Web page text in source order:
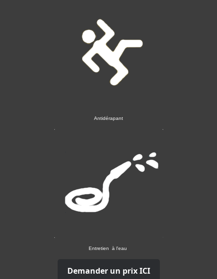
Antidérapant
Entretien à l'eau
Demander un prix ICI